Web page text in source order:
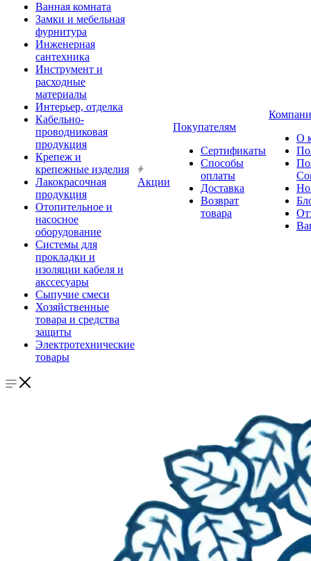
Ванная комната
Замки и мебельная
фурнитура
Инженерная
сантехника
Инструмент и
расходные
материалы
Интерьер, отделка
Кабельно-
проводниковая
продукция
Крепеж и
крепежные изделия
Лакокрасочная
продукция
Отопительное и
насосное
оборудование
Системы для
прокладки и
изоляции кабеля и
акссесуары
Сыпучие смеси
Хозяйственные
товара и средства
защиты
Электротехнические
товары
Акции
Покупателям
Сертификаты
Способы
оплаты
Доставка
Возврат
товара
О